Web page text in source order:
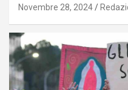
Novembre 28, 2024